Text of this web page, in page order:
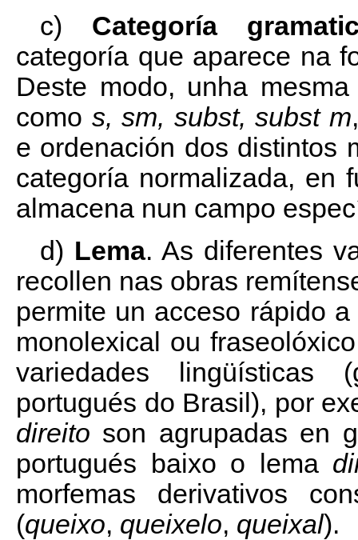
c) Categoría
categoría que aparece na
Deste modo, unha
como s, sm, subst, subst m
e ordenación dos distintos
categoría normalizada, en
almacena nun campo
d) Lema. As diferentes
recollen nas obras
permite un acceso rápido
monolexical ou
variedades lingüísticas
portugués do Brasil), por
direito son agrupadas en
portugués baixo o lema
morfemas derivativos
(queixo, queixelo, queixal).